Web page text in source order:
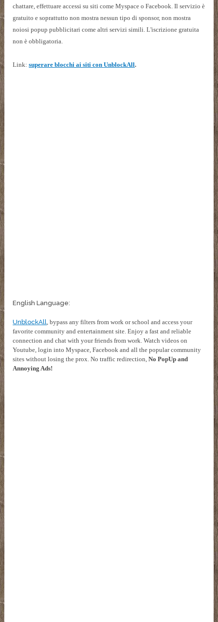
chattare, effettuare accessi su siti come Myspace o Facebook. Il servizio è
gratuito e soprattutto non mostra nessun tipo di sponsor, non mostra
noiosi popup pubblicitari come altri servizi simili. L'iscrizione gratuita
non è obbligatoria.
Link:superare blocchi ai siti conUnblockAll.
English Language:
UnblockAll , bypass any filters from work or school and access your
favorite community and entertainment site. Enjoy a fast and reliable
connection and chat with your friends from work. Watch videos on
Youtube, login into Myspace, Facebook and all the popular community
sites without losing the prox. No traffic redirection,No PopUp and
Annoying Ads!